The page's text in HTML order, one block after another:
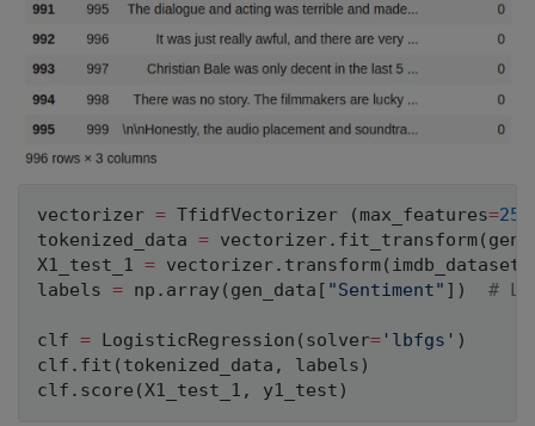
vectorizer = TfidfVectorizer ( max_features=
tokenized_data = vectorizer. fit_transform(
X1_test_1 = vectorizer. transform(
labels = np . array( gen_data [ "Sentiment" ] ) #
clf = LogisticRegression ( solver= 'lbfgs' )
clf . fit ( tokenized_data , labels )
clf . score (X1_test_1 , y1_test )